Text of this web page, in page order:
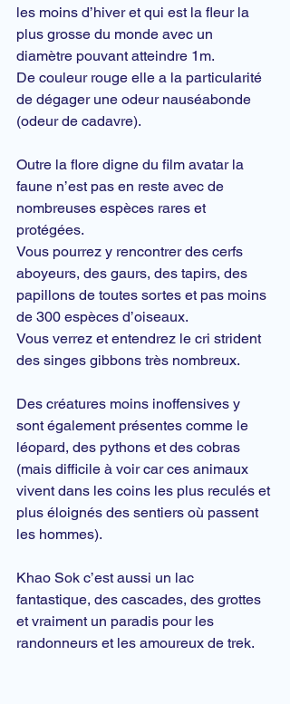
les moins d’hiver et qui est la fleur la
plus grosse du monde avec un
diamètre pouvant atteindre 1m.
De couleur rouge elle a la particularité
de dégager une odeur nauséabonde
(odeur de cadavre).
Outre la flore digne du film avatar la
faune n’est pas en reste avec de
nombreuses espèces rares et
protégées.
Vous pourrez y rencontrer des cerfs
aboyeurs, des gaurs, des tapirs, des
papillons de toutes sortes et pas moins
de 300 espèces d’oiseaux.
Vous verrez et entendrez le cri strident
des singes gibbons très nombreux.
Des créatures moins inoffensives y
sont également présentes comme le
léopard, des pythons et des cobras
(mais difficile à voir car ces animaux
vivent dans les coins les plus reculés et
plus éloignés des sentiers où passent
les hommes).
Khao Sok c’est aussi un lac
fantastique, des cascades, des grottes
et vraiment un paradis pour les
randonneurs et les amoureux de trek.